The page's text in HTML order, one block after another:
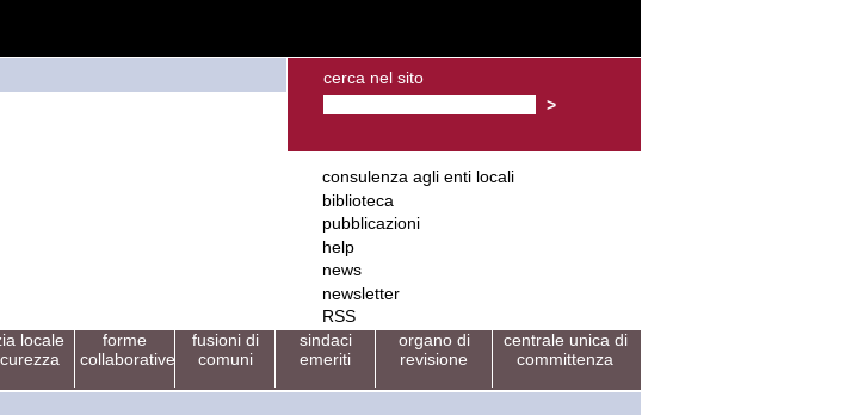
cerca nel sito
consulenza agli enti locali
biblioteca
pubblicazioni
help
news
newsletter
RSS
locale
forme
collaborative
fusioni di
comuni
sindaci
emeriti
organo di
revisione
centrale unica di
committenza